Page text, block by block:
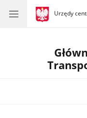
gov.pl
Urzędy
gov.pl
Urzędy